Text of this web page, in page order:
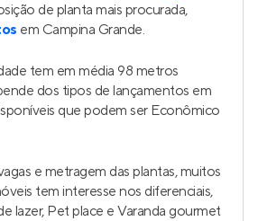
de planta mais procurada,
em Campina Grande.
tem em média 98 metros
dos tipos de lançamentos em
que podem ser Econômico
e metragem das plantas, muitos
tem interesse nos diferenciais,
lazer, Pet place e Varanda gourmet